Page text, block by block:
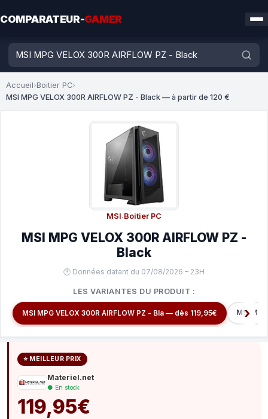
COMPARATEUR-GAMER
Accueil›Boitier PC›
MSI MPG VELOX 300R AIRFLOW PZ - Black — à partir de 120 €
MSI·Boitier PC
MSI MPG VELOX 300R AIRFLOW PZ -
Black
🕐 Données datant du 07/08/2026 – 23H
LES VARIANTES DU PRODUIT :
MSI MPG VELOX 300R AIRFLOW PZ - Bla — dès 119,95€ MSI
⭐ MEILLEUR PRIX
Materiel.net
● En stock
119,95€